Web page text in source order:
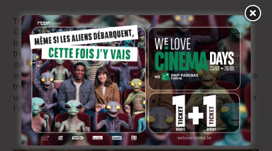
Toute journée idyllique ne peut se terminer qu’en apothéose.
Ce sera aussi le cas le 12 février avec la projection de deux
longs métrages. À 18h, les cinéphiles curieux découvriront le
très étrangeAbracadabrade Lucile Desamory (phptp ci-
dessus, voir bande-annonceICI). A 20h, bien vu, le BIFFF
accueillera un film qui va forcément faire fureur dans le cadre
très peu feutré du festival:Au Nom du Filsde Vincent Lannoo,
un des seuls réalisateurs belges qui a un strapontin réservé à
l’année au festival quel que soit le lieu où il est organisé.